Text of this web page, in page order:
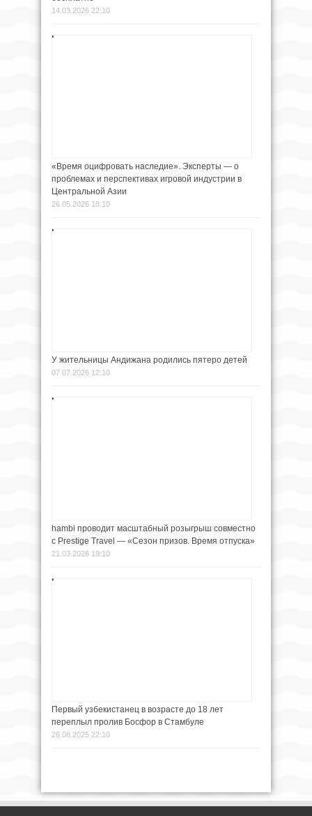
14.03.2026 22:10
«Время оцифровать наследие». Эксперты — о
проблемах и перспективах игровой индустрии в
Центральной Азии
26.05.2026 18:10
У жительницы Андижана родились пятеро детей
07.07.2026 12:10
hambi проводит масштабный розыгрыш cовместно
с Prestige Travel — «Сезон призов. Время отпуска»
21.03.2026 19:10
Первый узбекистанец в возрасте до 18 лет
переплыл пролив Босфор в Стамбуле
26.08.2025 22:10